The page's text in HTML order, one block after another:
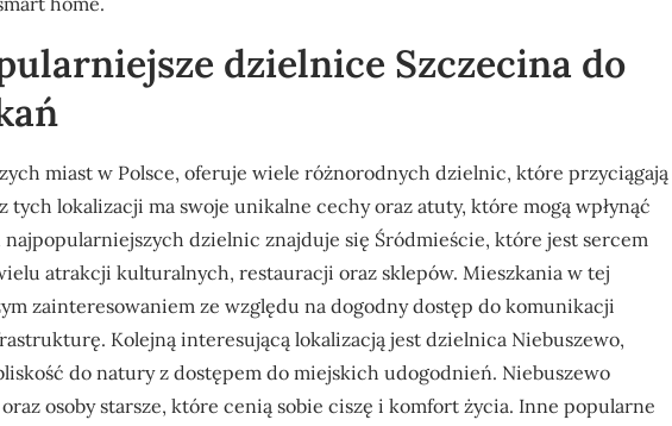
dzielnice Szczecina do
miast w Polsce, oferuje wiele różnorodnych dzielnic, które przyciągają
tych lokalizacji ma swoje unikalne cechy oraz atuty, które mogą wpłynąć
najpopularniejszych dzielnic znajduje się Śródmieście, które jest sercem
atrakcji kulturalnych, restauracji oraz sklepów. Mieszkania w tej
zainteresowaniem ze względu na dogodny dostęp do komunikacji
Kolejną interesującą lokalizacją jest dzielnica Niebuszewo,
do natury z dostępem do miejskich udogodnień. Niebuszewo
osoby starsze, które cenią sobie ciszę i komfort życia. Inne popularne